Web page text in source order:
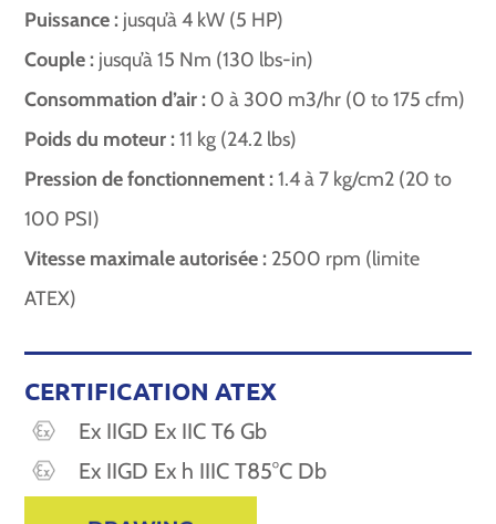
Puissance : jusqu’à 4 kW (5 HP)
Couple : jusqu’à 15 Nm (130 lbs-in)
Consommation d’air : 0 à 300 m3/hr (0 to 175 cfm)
Poids du moteur :11 kg (24.2 lbs)
Pression de fonctionnement :1.4 à 7 kg/cm2 (20 to
100 PSI)
Vitesse maximale autorisée : 2500 rpm (limite
ATEX)
CERTIFICATION ATEX
Ex IIGD Ex IIC T6 Gb
Ex IIGD Ex h IIIC T85°C Db